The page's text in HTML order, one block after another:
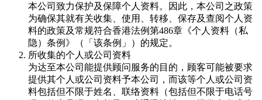
本公司致力保护及保障个人资料。因此，本公司之政策
为确保其就有关收集、使用、转移、保存及查阅个人资
料的政策及常规符合香港法例第486章《个人资料（私
隐）条例》（「该条例」）的规定。
所收集的个人或公司资料
为达至本公司能提供顾问服务的目的，顾客可能被要求
提供其个人或公司资料予本公司，而该等个人或公司资
料包括但不限于姓名、联络资料（包括但不限于电话号